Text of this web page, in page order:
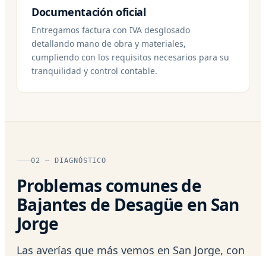
Documentación oficial
Entregamos factura con IVA desglosado
detallando mano de obra y materiales,
cumpliendo con los requisitos necesarios para su
tranquilidad y control contable.
02 — DIAGNÓSTICO
Problemas comunes de
Bajantes de Desagüe en San
Jorge
Las averías que más vemos en San Jorge, con